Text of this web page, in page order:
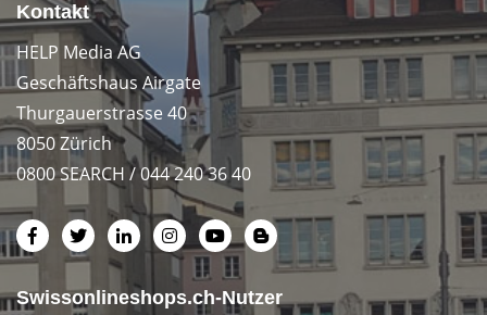
Kontakt
HELP Media AG
Geschäftshaus Airgate
Thurgauerstrasse 40
8050 Zürich
0800 SEARCH / 044 240 36 40
Swissonlineshops.ch-Nutzer